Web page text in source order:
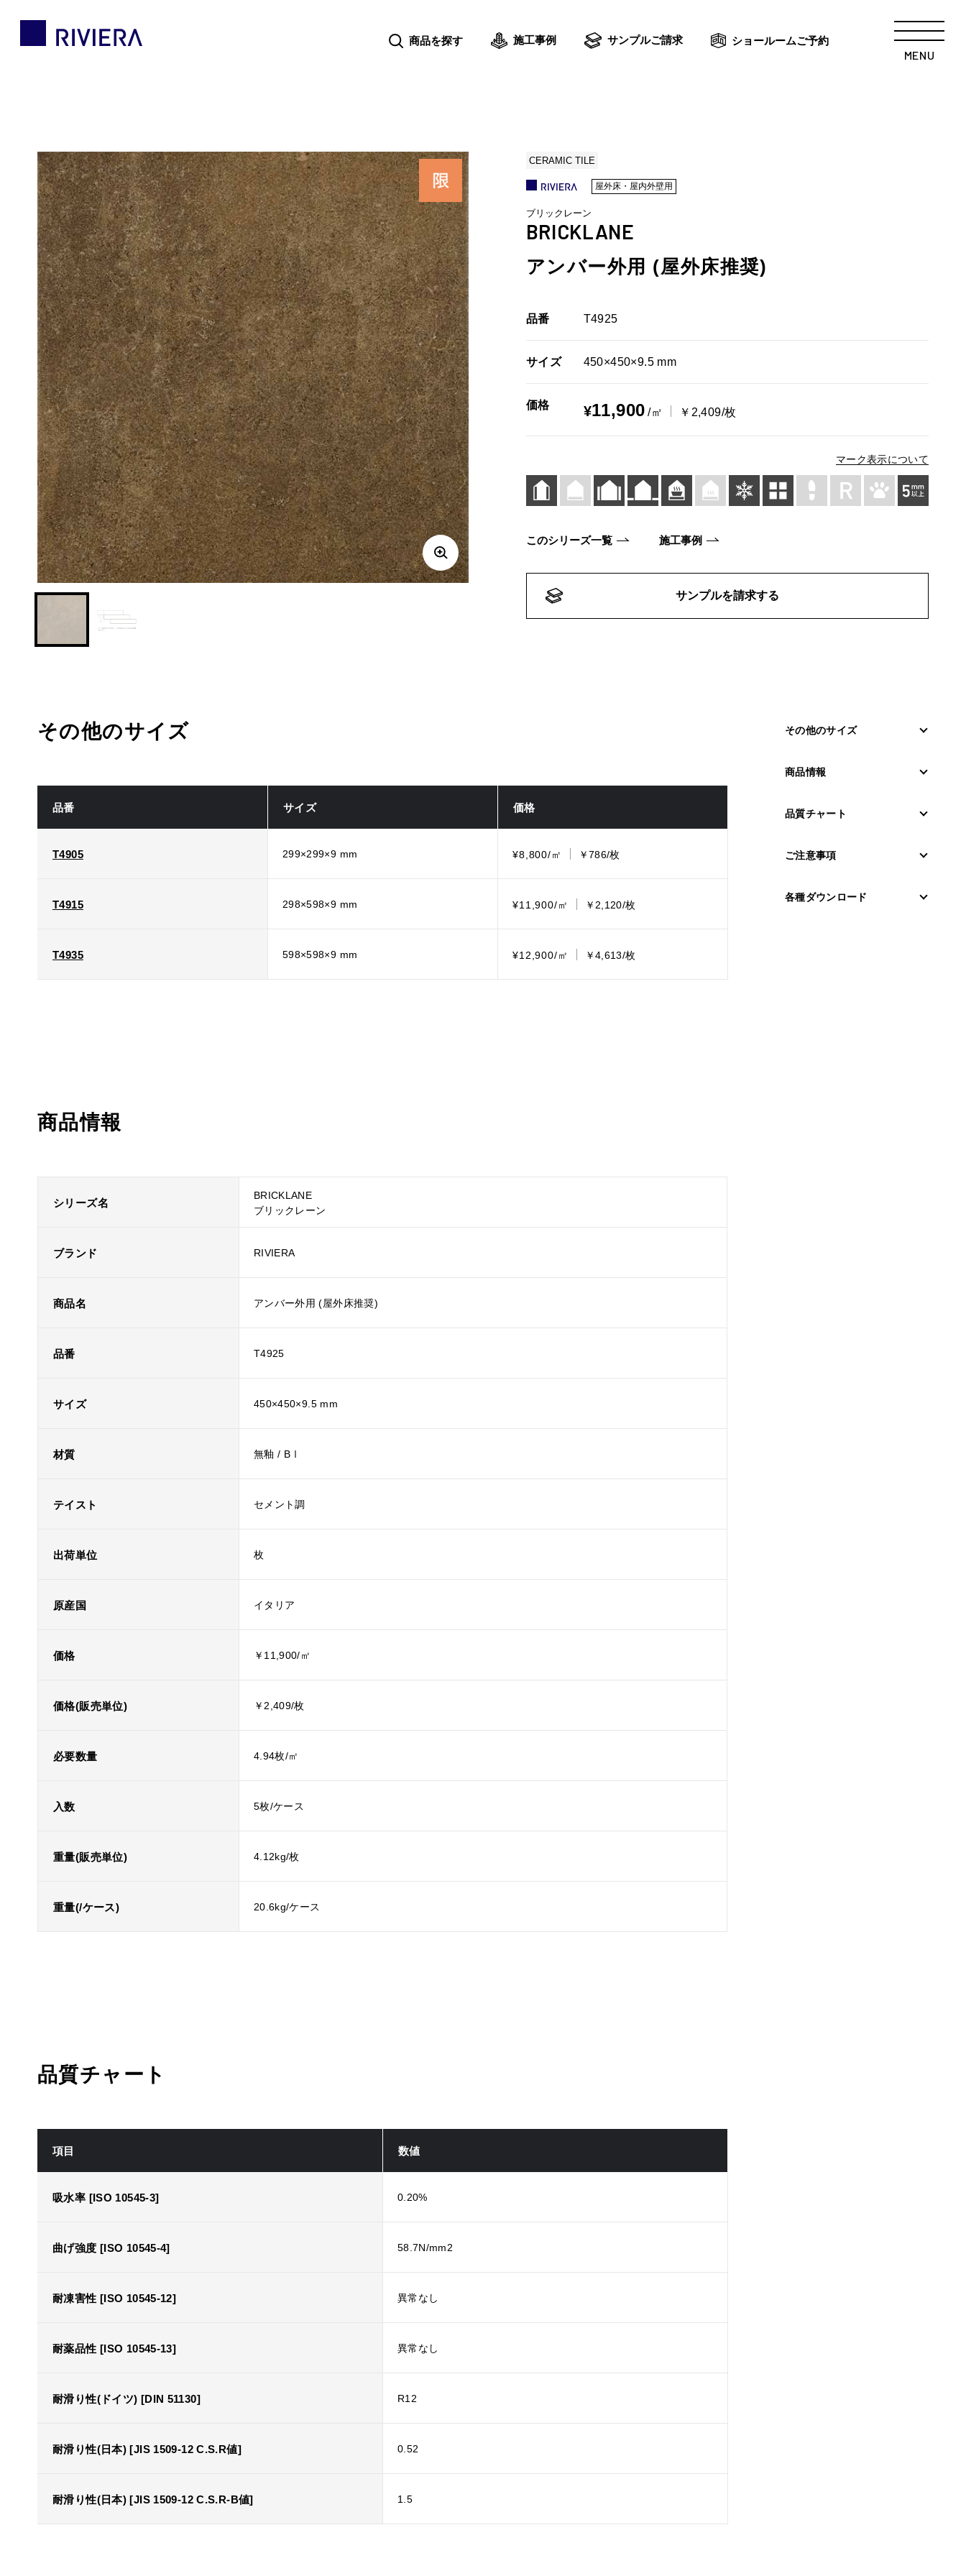
商品を探す 施工事例 サンプルご請求 ショールームご予約
MENU
CERAMIC TILE
屋外床・屋内外壁用
ブリックレーン
BRICKLANE
アンバー外用 (屋外床推奨)
品番 T4925
サイズ 450×450×9.5 mm
価格 ¥11,900 /㎡ ￥2,409/枚
マーク表示について
このシリーズ一覧 施工事例
サンプルを請求する
その他のサイズ
商品情報
品質チャート
ご注意事項
各種ダウンロード
その他のサイズ
品番 サイズ 価格
T4905 299×299×9 mm ¥8,800/㎡ ￥786/枚
T4915 298×598×9 mm ¥11,900/㎡ ￥2,120/枚
T4935 598×598×9 mm ¥12,900/㎡ ￥4,613/枚
商品情報
シリーズ名
BRICKLANE
ブリックレーン
ブランド RIVIERA
商品名 アンバー外用 (屋外床推奨)
品番 T4925
サイズ 450×450×9.5 mm
材質 無釉 / BⅠ
テイスト セメント調
出荷単位 枚
原産国 イタリア
価格 ￥11,900/㎡
価格(販売単位) ￥2,409/枚
必要数量 4.94枚/㎡
入数 5枚/ケース
重量(販売単位) 4.12kg/枚
重量(/ケース) 20.6kg/ケース
品質チャート
項目 数値
吸水率 [ISO 10545-3] 0.20%
曲げ強度 [ISO 10545-4] 58.7N/mm2
耐凍害性 [ISO 10545-12] 異常なし
耐薬品性 [ISO 10545-13] 異常なし
耐滑り性(ドイツ) [DIN 51130] R12
耐滑り性(日本) [JIS 1509-12 C.S.R値] 0.52
耐滑り性(日本) [JIS 1509-12 C.S.R-B値] 1.5